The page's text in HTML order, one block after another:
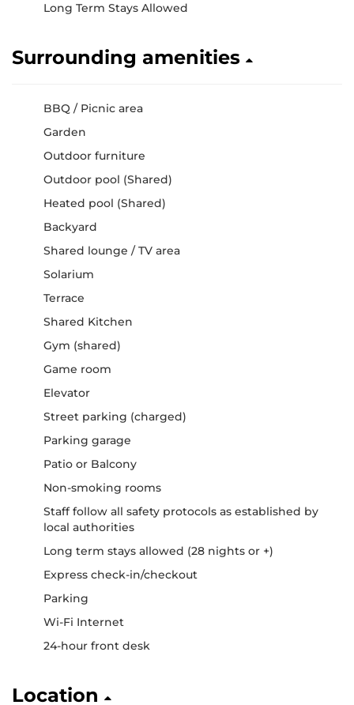
Long Term Stays Allowed
Surrounding amenities
BBQ / Picnic area
Garden
Outdoor furniture
Outdoor pool (Shared)
Heated pool (Shared)
Backyard
Shared lounge / TV area
Solarium
Terrace
Shared Kitchen
Gym (shared)
Game room
Elevator
Street parking (charged)
Parking garage
Patio or Balcony
Non-smoking rooms
Staff follow all safety protocols as established by
local authorities
Long term stays allowed (28 nights or +)
Express check-in/checkout
Parking
Wi-Fi Internet
24-hour front desk
Location